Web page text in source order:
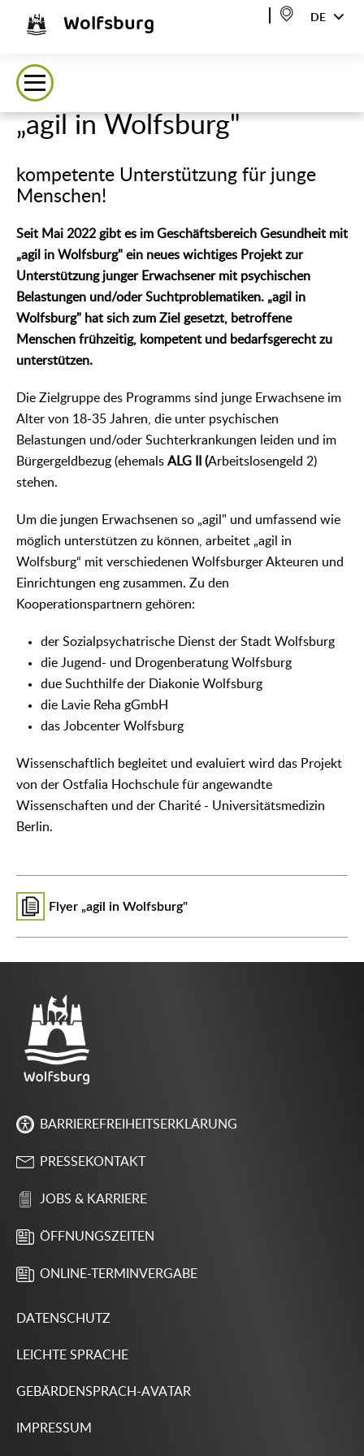
Wolfsburg DE
„agil in Wolfsburg"
kompetente Unterstützung für junge
Menschen!
Seit Mai 2022 gibt es im Geschäftsbereich Gesundheit mit
„agil in Wolfsburg" ein neues wichtiges Projekt zur
Unterstützung junger Erwachsener mit psychischen
Belastungen und/oder Suchtproblematiken. „agil in
Wolfsburg" hat sich zum Ziel gesetzt, betroffene
Menschen frühzeitig, kompetent und bedarfsgerecht zu
unterstützen.
Die Zielgruppe des Programms sind junge Erwachsene im
Alter von 18-35 Jahren, die unter psychischen
Belastungen und/oder Suchterkrankungen leiden und im
Bürgergeldbezug (ehemals ALG II (Arbeitslosengeld 2)
stehen.
Um die jungen Erwachsenen so „agil" und umfassend wie
möglich unterstützen zu können, arbeitet „agil in
Wolfsburg“ mit verschiedenen Wolfsburger Akteuren und
Einrichtungen eng zusammen. Zu den
Kooperationspartnern gehören:
der Sozialpsychatrische Dienst der Stadt Wolfsburg
die Jugend- und Drogenberatung Wolfsburg
due Suchthilfe der Diakonie Wolfsburg
die Lavie Reha gGmbH
das Jobcenter Wolfsburg
Wissenschaftlich begleitet und evaluiert wird das Projekt
von der Ostfalia Hochschule für angewandte
Wissenschaften und der Charité - Universitätsmedizin
Berlin.
Flyer „agil in Wolfsburg"
BARRIEREFREIHEITSERKLÄRUNG
PRESSEKONTAKT
JOBS & KARRIERE
ÖFFNUNGSZEITEN
ONLINE-TERMINVERGABE
DATENSCHUTZ
LEICHTE SPRACHE
GEBÄRDENSPRACH-AVATAR
IMPRESSUM